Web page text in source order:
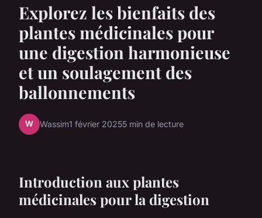
Explorez les bienfaits des
plantes médicinales pour
une digestion harmonieuse
et un soulagement des
ballonnements
W Wassim1 février 20255 min de lecture
Introduction aux plantes
médicinales pour la digestion